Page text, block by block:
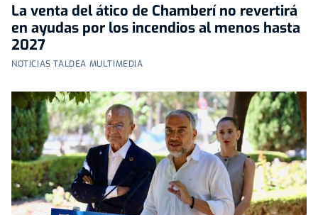
La venta del ático de Chamberí no revertirá
en ayudas por los incendios al menos hasta
2027
NOTICIAS TALDEA MULTIMEDIA